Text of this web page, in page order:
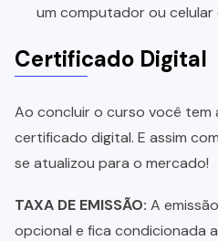
um computador ou
Certificado Digital
Ao concluir o curso você tem
certificado digital. E assim
se atualizou para o mercado!
TAXA DE EMISSÃO: A
opcional e fica condicionada